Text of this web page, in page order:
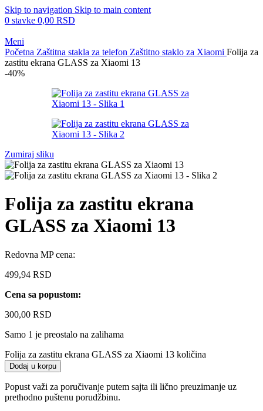
Skip to navigation Skip to main content
0 stavke 0,00 RSD
Meni
Početna Zaštitna stakla za telefon Zaštitno staklo za Xiaomi Folija za
zastitu ekrana GLASS za Xiaomi 13
-40%
Zumiraj sliku
Folija za zastitu ekrana
GLASS za Xiaomi 13
Redovna MP cena:
499,94 RSD
Cena sa popustom:
300,00 RSD
Samo 1 je preostalo na zalihama
Folija za zastitu ekrana GLASS za Xiaomi 13 količina
Dodaj u korpu
Popust važi za poručivanje putem sajta ili lično preuzimanje uz
prethodno puštenu porudžbinu.